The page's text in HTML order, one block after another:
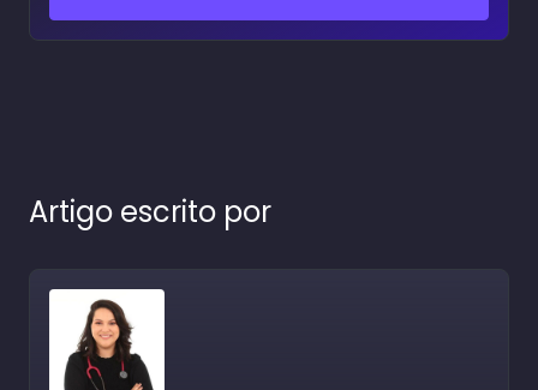
Artigo escrito por